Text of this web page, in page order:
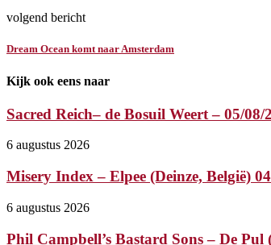
volgend bericht
Dream Ocean komt naar Amsterdam
Kijk ook eens naar
Sacred Reich– de Bosuil Weert – 05/08/
6 augustus 2026
Misery Index – Elpee (Deinze, België)
6 augustus 2026
Phil Campbell’s Bastard Sons – De Pul